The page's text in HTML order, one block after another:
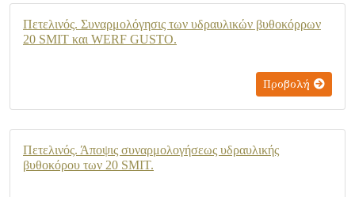
Πετελινός. Συναρμολόγησις των υδραυλικών βυθοκόρρων
20 SMIT και WERF GUSTO.
Προβολή
Πετελινός. Άποψις συναρμολογήσεως υδραυλικής
βυθοκόρου των 20 SMIT.